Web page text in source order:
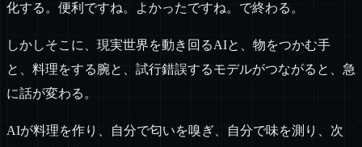
化する。便利ですね。よかったですね。で終わる。
しかしそこに、現実世界を動き回るAIと、物をつかむ手
と、料理をする腕と、試行錯誤するモデルがつながると、急
に話が変わる。
AIが料理を作り、自分で匂いを嗅ぎ、自分で味を測り、次